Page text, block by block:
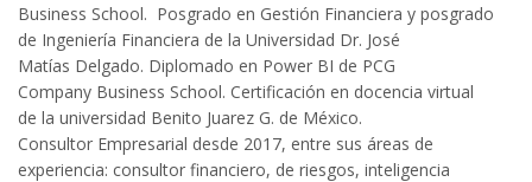
Business School. Posgrado en Gestión Financiera y posgrado
de Ingeniería Financiera de la Universidad Dr. José
Matías Delgado. Diplomado en Power BI de PCG
Company Business School. Certificación en docencia virtual
de la universidad Benito Juarez G. de México.
Consultor Empresarial desde 2017, entre sus áreas de
experiencia: consultor financiero, de riesgos, inteligencia